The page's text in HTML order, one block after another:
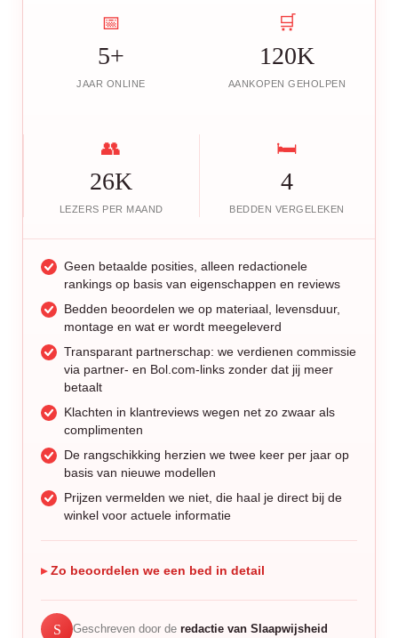
📅
5+
JAAR ONLINE
🛒
120K
AANKOPEN GEHOLPEN
👥
26K
LEZERS PER MAAND
🛏️
4
BEDDEN VERGELEKEN
Geen betaalde posities, alleen redactionele
rankings op basis van eigenschappen en reviews
Bedden beoordelen we op materiaal, levensduur,
montage en wat er wordt meegeleverd
Transparant partnerschap: we verdienen commissie
via partner- en Bol.com-links zonder dat jij meer
betaalt
Klachten in klantreviews wegen net zo zwaar als
complimenten
De rangschikking herzien we twee keer per jaar op
basis van nieuwe modellen
Prijzen vermelden we niet, die haal je direct bij de
winkel voor actuele informatie
Zo beoordelen we een bed in detail
S Geschreven door deredactie van Slaapwijsheid